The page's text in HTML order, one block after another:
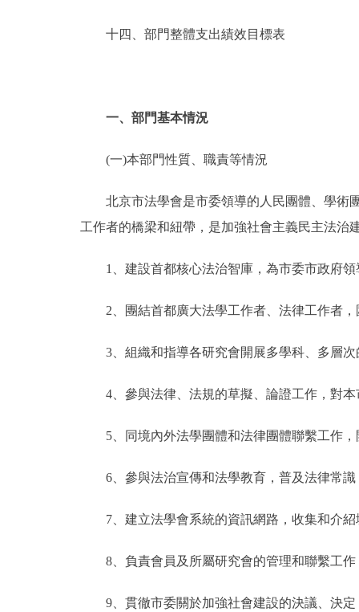
十四、部門整體支出績效目標表
一、部門基本情況
(一)本部門性質、職責等情況
北京市法學會是市委領導的人民團體、學術團
工作者的橋梁和紐帶，是加強社會主義民主法治
1、建設首都核心法治智庫，為市委市政府領
2、團結首都廣大法學工作者、法律工作者，
3、組織和指導各研究會開展多學科、多層次
4、參與法律、法規的草擬、論證工作，對本
5、同境內外法學團體和法律團體聯繫工作，
6、參與法治宣傳和法學教育，普及法律常識
7、建立法學會系統的資訊網路，收集和介紹
8、負責會員及所屬研究會的管理和聯繫工作
9、貫徹市委關於加強社會建設的決議、決定